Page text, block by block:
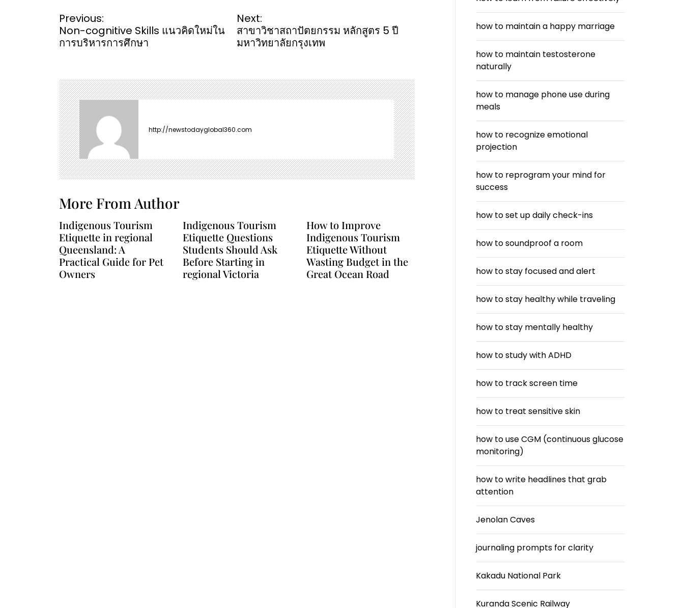
P
o
s
a
v
i
g
a
t
i
o
n
Previous:
Non-cognitive Skills แนวคิดใหม่ใน
การบริหารการศึกษา
Next:
สาขาวิชาสถาปัตยกรรม หลักสูตร 5 ปี
มหาวิทยาลัยกรุงเทพ
http://newstodayglobal360.com
More From Author
Indigenous Tourism
Etiquette in regional
Queensland: A
Practical Guide for Pet
Owners
Indigenous Tourism
Etiquette Questions
Students Should Ask
Before Starting in
regional Victoria
How to Improve
Indigenous Tourism
Etiquette Without
Wasting Budget in the
Great Ocean Road
how to maintain a happy marriage
how to maintain testosterone
naturally
how to manage phone use during
meals
how to recognize emotional
projection
how to reprogram your mind for
success
how to set up daily check-ins
how to soundproof a room
how to stay focused and alert
how to stay healthy while traveling
how to stay mentally healthy
how to study with ADHD
how to track screen time
how to treat sensitive skin
how to use CGM (continuous glucose
monitoring)
how to write headlines that grab
attention
Jenolan Caves
journaling prompts for clarity
Kakadu National Park
Kuranda Scenic Railway